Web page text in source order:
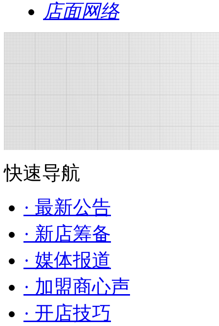
店面网络
快速导航
· 最新公告
· 新店筹备
· 媒体报道
· 加盟商心声
· 开店技巧